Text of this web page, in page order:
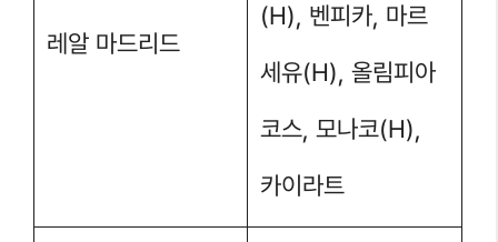
레알 마드리드
(H), 벤피카, 마르
세유(H), 올림피아
코스, 모나코(H),
카이라트